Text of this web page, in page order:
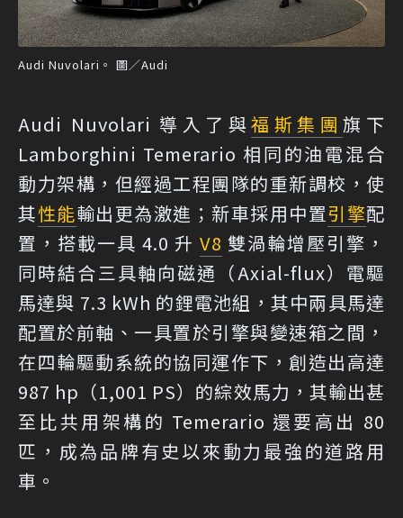
Audi Nuvolari。 圖／Audi
Audi Nuvolari 導入了與福斯集團旗下
Lamborghini Temerario 相同的油電混合
動力架構，但經過工程團隊的重新調校，使
其性能輸出更為激進；新車採用中置引擎配
置，搭載一具 4.0 升 V8 雙渦輪增壓引擎，
同時結合三具軸向磁通（Axial-flux）電驅
馬達與 7.3 kWh 的鋰電池組，其中兩具馬達
配置於前軸、一具置於引擎與變速箱之間，
在四輪驅動系統的協同運作下，創造出高達
987 hp（1,001 PS）的綜效馬力，其輸出甚
至比共用架構的 Temerario 還要高出 80
匹，成為品牌有史以來動力最強的道路用
車。